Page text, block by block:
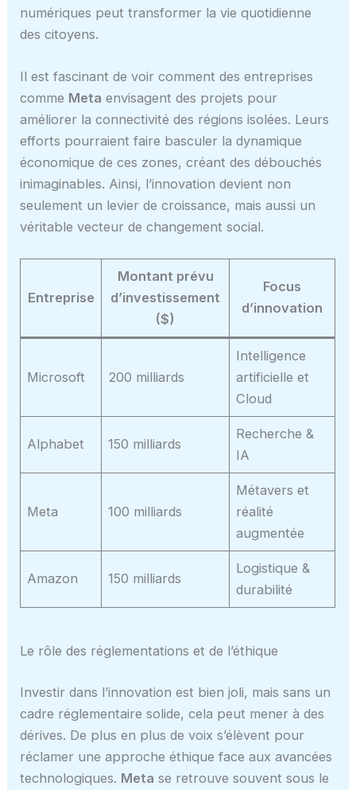
numériques peut transformer la vie quotidienne
des citoyens.
Il est fascinant de voir comment des entreprises
comme Meta envisagent des projets pour
améliorer la connectivité des régions isolées. Leurs
efforts pourraient faire basculer la dynamique
économique de ces zones, créant des débouchés
inimaginables. Ainsi, l’innovation devient non
seulement un levier de croissance, mais aussi un
véritable vecteur de changement social.
Entreprise
Montant prévu
d’investissement
($)
Focus
d’innovation
Microsoft 200 milliards
Intelligence
artificielle et
Cloud
Alphabet 150 milliards
Recherche &
IA
Meta 100 milliards
Métavers et
réalité
augmentée
Amazon 150 milliards
Logistique &
durabilité
Le rôle des réglementations et de l’éthique
Investir dans l’innovation est bien joli, mais sans un
cadre réglementaire solide, cela peut mener à des
dérives. De plus en plus de voix s’élèvent pour
réclamer une approche éthique face aux avancées
technologiques. Meta se retrouve souvent sous le